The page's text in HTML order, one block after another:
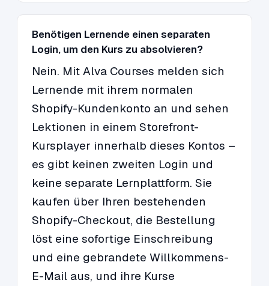
Benötigen Lernende einen separaten
Login, um den Kurs zu absolvieren?
Nein. Mit Alva Courses melden sich
Lernende mit ihrem normalen
Shopify-Kundenkonto an und sehen
Lektionen in einem Storefront-
Kursplayer innerhalb dieses Kontos –
es gibt keinen zweiten Login und
keine separate Lernplattform. Sie
kaufen über Ihren bestehenden
Shopify-Checkout, die Bestellung
löst eine sofortige Einschreibung
und eine gebrandete Willkommens-
E-Mail aus, und ihre Kurse